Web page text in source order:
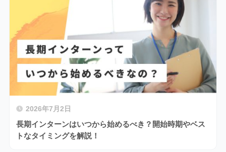
2026年7月2日
長期インターンはいつから始めるべき？開始時期やベス
トなタイミングを解説！